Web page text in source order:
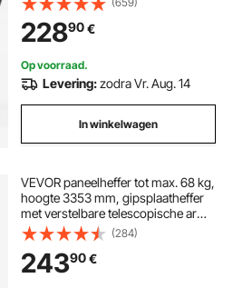
camperladder, voor huiswerk,
trappen, binnen- en buitendaken,
draagvermogen 150 kg
22890€
Op voorraad.
Levering:zodra Vr. Aug. 14
In winkelwagen
VEVOR paneelheffer tot max. 68 kg,
hoogte 3353 mm, gipsplaatheffer
met verstelbare telescopische arm,
gipsplaatheffer, paneelheffer,
hijsapparatuur, gereedschap, voor
plafond- en wandmontage (rood)
(284)
24390€